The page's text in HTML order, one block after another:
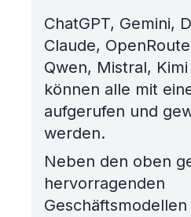
ChatGPT, Gemini,
Claude,
Qwen, Mistral,
können alle mit
aufgerufen und
werden.
Neben den oben
hervorragenden